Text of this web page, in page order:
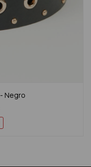
- Negro